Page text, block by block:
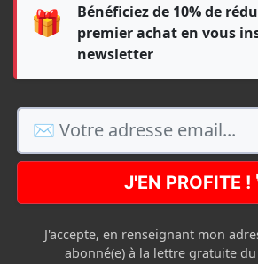
🎁
Bénéficiez de 10% de
premier achat en vous
newsletter
J'EN PROFITE !
J'accepte, en renseignant mon
abonné(e) à la lettre gratuite du